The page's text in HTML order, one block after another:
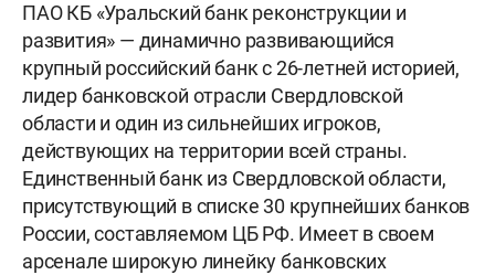
ПАО КБ «Уральский банк реконструкции и
развития» — динамично развивающийся
крупный российский банк с 26-летней историей,
лидер банковской отрасли Свердловской
области и один из сильнейших игроков,
действующих на территории всей страны.
Единственный банк из Свердловской области,
присутствующий в списке 30 крупнейших банков
России, составляемом ЦБ РФ. Имеет в своем
арсенале широкую линейку банковских